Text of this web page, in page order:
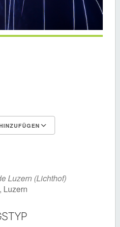
Luzern (Lichthof)
Luzern